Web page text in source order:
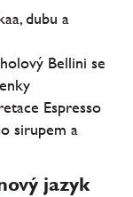
dubu a
Bellini se
Espresso
sirupem a
jazyk